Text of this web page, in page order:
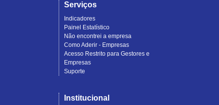
Serviços
Indicadores
Painel Estatístico
Não encontrei a empresa
Como Aderir - Empresas
Acesso Restrito para Gestores e
Empresas
Suporte
Institucional